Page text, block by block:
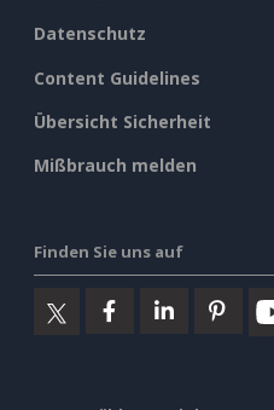
Datenschutz
Content Guidelines
Übersicht Sicherheit
Mißbrauch melden
Finden Sie uns auf